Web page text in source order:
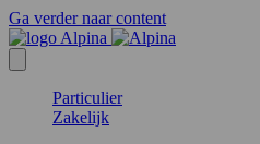
Ga verder naar content
Particulier
Zakelijk